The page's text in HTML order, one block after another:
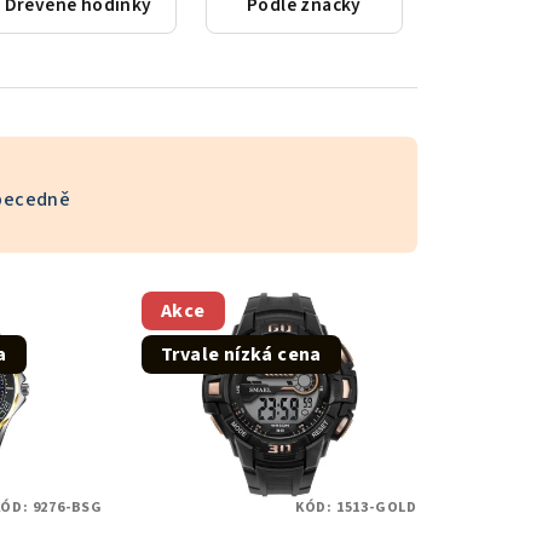
9276-BSG
Akce
Trvale nízká cena
KÓD: 1513-GOLD